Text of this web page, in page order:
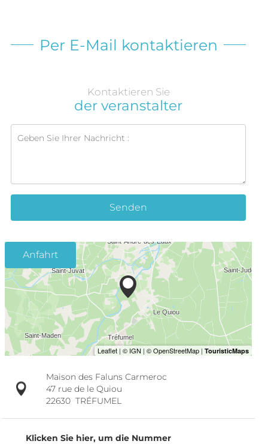
Per E-Mail kontaktieren
Kontaktieren Sie
der veranstalter
Senden
Anfahrt
Maison des Faluns Carmeroc
47 rue de le Quiou
22630 TRÉFUMEL
Klicken Sie hier, um die Nummer